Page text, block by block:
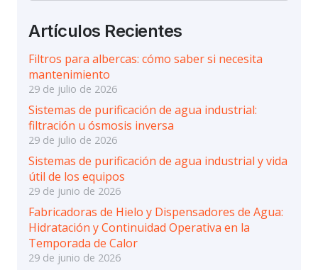
Artículos Recientes
Filtros para albercas: cómo saber si necesita
mantenimiento
29 de julio de 2026
Sistemas de purificación de agua industrial:
filtración u ósmosis inversa
29 de julio de 2026
Sistemas de purificación de agua industrial y vida
útil de los equipos
29 de junio de 2026
Fabricadoras de Hielo y Dispensadores de Agua:
Hidratación y Continuidad Operativa en la
Temporada de Calor
29 de junio de 2026